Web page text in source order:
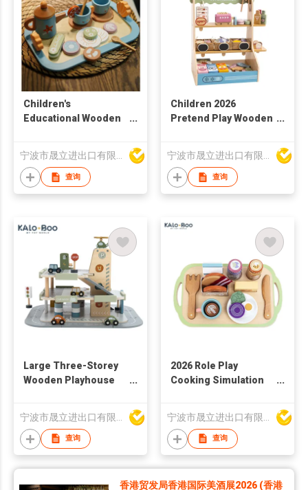
Children's
Educational Wooden
Learning Afternoon
Tea Role-Dessert
Toys for Kids
宁波市晟立进出口有限公司
查询
Children 2026
Pretend Play Wooden
Stand Toy Set for
Kids
宁波市晟立进出口有限公司
查询
Large Three-Storey
Wooden Playhouse
Toy Assembled Slot
Toys
查询
2026 Role Play
Cooking Simulation
for Children
查询
香港贸发局香港国际美酒展2026 (香港